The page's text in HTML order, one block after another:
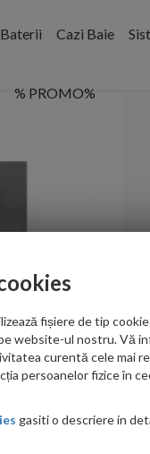
Baterii Cazi Baie
% PROMO%
fișiere de tip
website-ul nostru. Vă
curentă cele mai
persoanelor fizice în
gasiti o descriere in